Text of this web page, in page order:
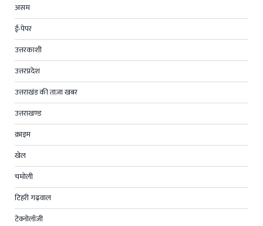
असम
ई-पेपर
उत्तरकाशी
उत्तरप्रदेश
उत्तराखंड की ताज़ा खबर
उत्तराखण्ड
क्राइम
खेल
चमोली
टिहरी गढ़वाल
टेक्नोलॉजी